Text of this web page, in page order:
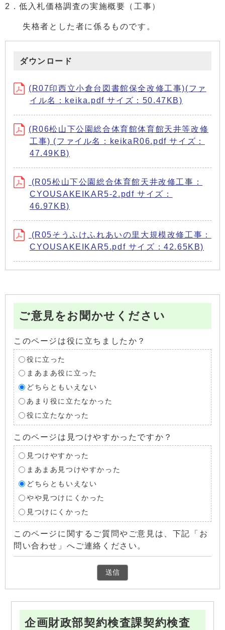
2．低入札価格調査の実施概要（工事）
失格者とした者に係るものです。
ダウンロード
(R07印西立小倉台図書館保全改修工事)(ファ
イル名：keika.pdf サイズ：50.47KB)
(R06松山下公園総合体育館体育館天井等改修
工事) (ファイル名：keikaR06.pdf サイズ：
47.49KB)
(R05松山下公園総合体育館天井改修工事：
CYOUSAKEIKAR5-2.pdf サイズ：
46.97KB)
(R05そうふけふれあいの里大規模改修工事：
CYOUSAKEIKAR5.pdf サイズ：42.65KB)
ご意見をお聞かせください
このページは役に立ちましたか？
役に立った
まあまあ役に立った
どちらともいえない
あまり役に立たなかった
役に立たなかった
このページは見つけやすかったですか？
見つけやすかった
まあまあ見つけやすかった
どちらともいえない
やや見つけにくかった
見つけにくかった
このページに関するご質問やご意見は、下記「お
問い合わせ」へご連絡ください。
企画財政部契約検査課契約検査